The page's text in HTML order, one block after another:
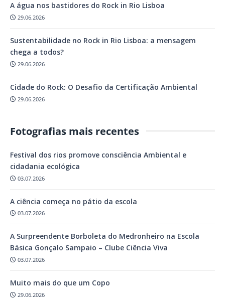
A água nos bastidores do Rock in Rio Lisboa
29.06.2026
Sustentabilidade no Rock in Rio Lisboa: a mensagem
chega a todos?
29.06.2026
Cidade do Rock: O Desafio da Certificação Ambiental
29.06.2026
Fotografias mais recentes
Festival dos rios promove consciência Ambiental e
cidadania ecológica
03.07.2026
A ciência começa no pátio da escola
03.07.2026
A Surpreendente Borboleta do Medronheiro na Escola
Básica Gonçalo Sampaio – Clube Ciência Viva
03.07.2026
Muito mais do que um Copo
29.06.2026